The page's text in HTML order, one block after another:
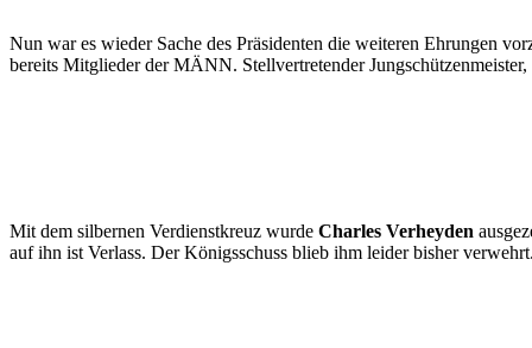
Nun war es wieder Sache des Präsidenten die weiteren Ehrungen
bereits Mitglieder der MÄNN. Stellvertretender
Mit dem silbernen Verdienstkreuz wurde Charles Verheyden
auf ihn ist Verlass. Der Königsschuss blieb ihm leider bisher